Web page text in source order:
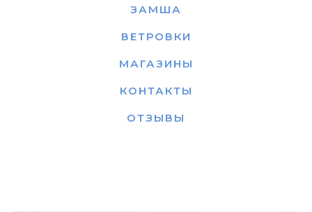
ЗАМША
ВЕТРОВКИ
МАГАЗИНЫ
КОНТАКТЫ
ОТЗЫВЫ